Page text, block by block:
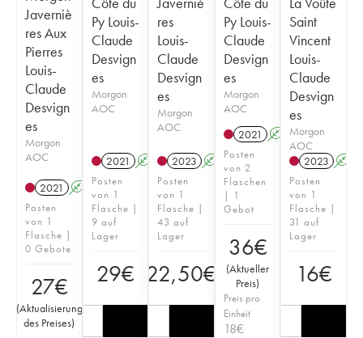
Javerniè
res Aux
Pierres
Louis-
Claude
Desvign
es
Morgon
AOC
2021 A
Posten
von 1
Flasche |
0 Gebote
27€
(Aktualisierung
des Preises)
Py Louis-
Claude
Desvign
es
Morgon
AOC
2021 A
Posten
von 1
Flasche |
9 auf
Lager
29€
res
Louis-
Claude
Desvign
es
Morgon
AOC
2023 A
Posten
von 1
Flasche |
43 auf
Lager
22,50€
Py Louis-
Claude
Desvign
es
Morgon
AOC
2021 A
Posten
von 2
Flaschen
| 1
Gebot
36€
(Aktueller
Preis)
Preis pro
Einheit
18€
Saint
Vincent
Louis-
Claude
Desvign
es
Morgon
AOC
2023 A
Posten
von 1
Flasche |
31 auf
Lager
16€